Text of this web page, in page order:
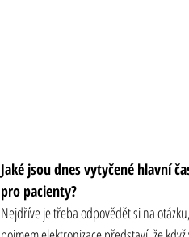
Jaké jsou dnes vytyčené hlavní
pro pacienty?
Nejdříve je třeba odpovědět si na